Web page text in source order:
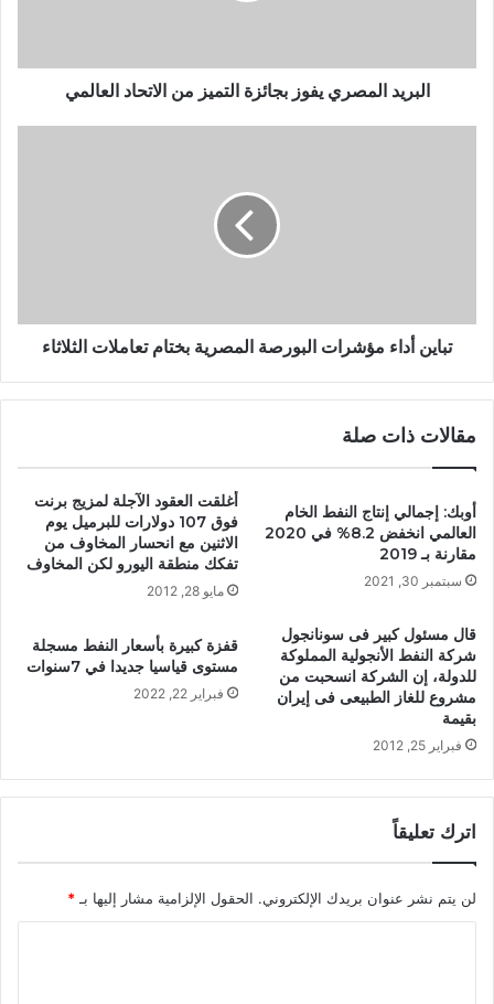
البريد المصري يفوز بجائزة التميز من الاتحاد العالمي
تباين أداء مؤشرات البورصة المصرية بختام تعاملات الثلاثاء
مقالات ذات صلة
أوبك: إجمالي إنتاج النفط الخام
العالمي انخفض 8.2% في 2020
مقارنة بـ 2019
سبتمبر 30, 2021
أغلقت العقود الآجلة لمزيج برنت
فوق 107 دولارات للبرميل يوم
الاثنين مع انحسار المخاوف من
تفكك منطقة اليورو لكن المخاوف
مايو 28, 2012
قال مسئول كبير فى سونانجول
شركة النفط الأنجولية المملوكة
للدولة، إن الشركة انسحبت من
مشروع للغاز الطبيعى فى إيران
بقيمة
فبراير 25, 2012
قفزة كبيرة بأسعار النفط مسجلة
مستوى قياسيا جديدا في 7سنوات
فبراير 22, 2022
اترك تعليقاً
لن يتم نشر عنوان بريدك الإلكتروني. الحقول الإلزامية مشار إليها بـ *